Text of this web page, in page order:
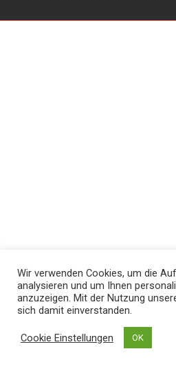
Wir verwenden Cookies, um die
analysieren und um Ihnen
anzuzeigen. Mit der Nutzung
sich damit einverstanden.
Cookie Einstellungen OK